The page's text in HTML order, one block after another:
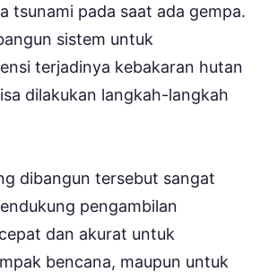
tsunami pada saat ada gempa.
sistem untuk
terjadinya kebakaran hutan
dilakukan langkah-langkah
dibangun tersebut sangat
pengambilan
dan akurat untuk
bencana, maupun untuk